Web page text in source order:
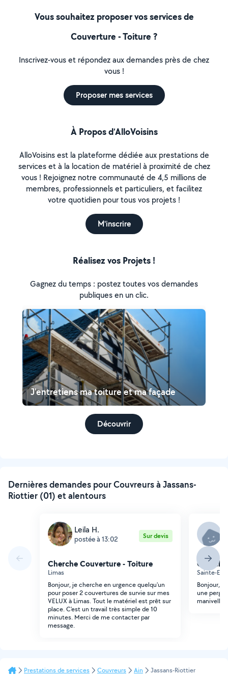
Vous souhaitez proposer vos services de
Couverture - Toiture ?
Inscrivez-vous et répondez aux demandes près de chez
vous !
Proposer mes services
À Propos d’AlloVoisins
AlloVoisins est la plateforme dédiée aux prestations de
services et à la location de matériel à proximité de chez
vous ! Rejoignez notre communauté de 4,5 millions de
membres, professionnels et particuliers, et facilitez
votre quotidien pour tous vos projets !
M'inscrire
Réalisez vos Projets !
Gagnez du temps : postez toutes vos demandes
publiques en un clic.
J'entretiens ma toiture et ma façade
Découvrir
Dernières demandes pour Couvreurs à Jassans-
Riottier (01) et alentours
Leila H.
postée à 13:02 Sur devis
Cherche Couverture - Toiture
Limas
Bonjour, je cherche en urgence quelqu'un
pour poser 2 couvertures de survie sur mes
VELUX à Limas. Tout le matériel est prêt sur
place. C'est un travail très simple de 10
minutes. Merci de me contacter par
message.
Sainte-
Bonjour,
une
manivelle
Prestations de services Couvreurs Ain Jassans-Riottier